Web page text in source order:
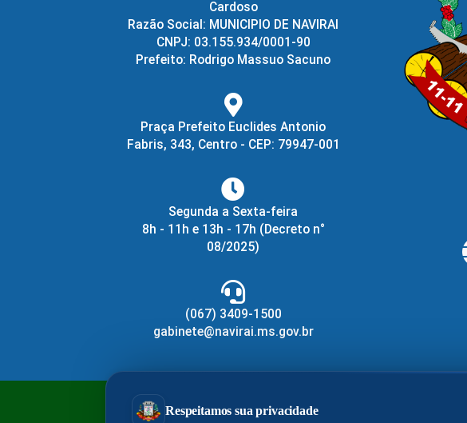
Cardoso
Razão Social: MUNICIPIO DE NAVIRAI
CNPJ: 03.155.934/0001-90
Prefeito: Rodrigo Massuo Sacuno
Praça Prefeito Euclides Antonio
Fabris, 343, Centro - CEP: 79947-001
Segunda a Sexta-feira
8h - 11h e 13h - 17h (Decreto n°
08/2025)
(067) 3409-1500
gabinete@navirai.ms.gov.br
PrefeituraZAP